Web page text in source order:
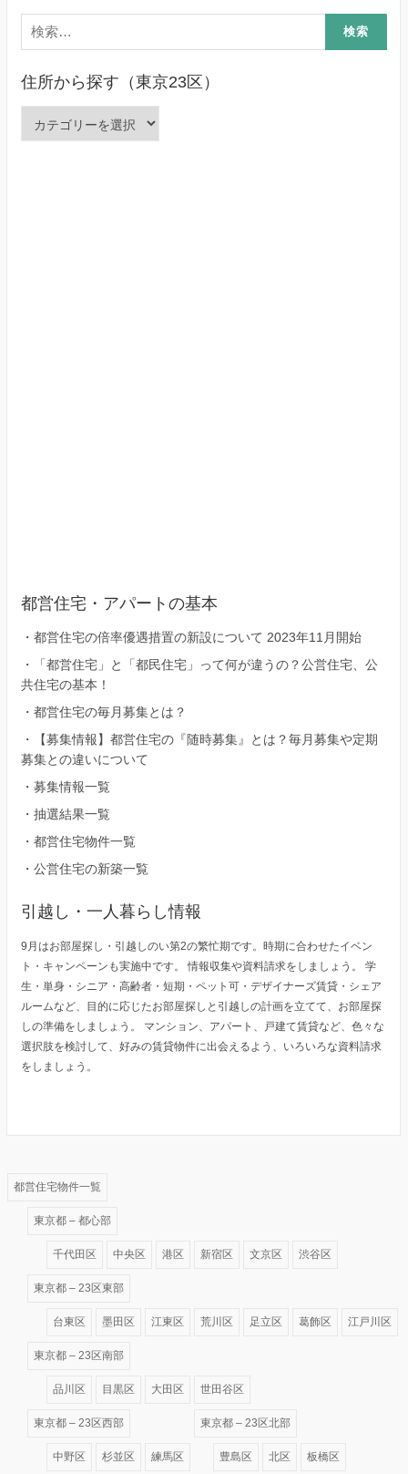
検
索:
住所から探す（東京23区）
都営住宅・アパートの基本
・ 都営住宅の倍率優遇措置の新設について 2023年11月開始
・
「都営住宅」と「都民住宅」って何が違うの？公営住宅、公
共住宅の基本！
・ 都営住宅の毎月募集とは？
・
【募集情報】都営住宅の『随時募集』とは？毎月募集や定期
募集との違いについて
・ 募集情報一覧
・ 抽選結果一覧
・ 都営住宅物件一覧
・ 公営住宅の新築一覧
引越し・一人暮らし情報
9月はお部屋探し・引越しのい第2の繁忙期です。時期に合わせたイベン
ト・キャンペーンも実施中です。 情報収集や資料請求をしましょう。 学
生・単身・シニア・高齢者・短期・ペット可・デザイナーズ賃貸・シェア
ルームなど、目的に応じたお部屋探しと引越しの計画を立てて、お部屋探
しの準備をしましょう。 マンション、アパート、戸建て賃貸など、色々な
選択肢を検討して、好みの賃貸物件に出会えるよう、いろいろな資料請求
をしましょう。
都営住宅物件一覧
東京都 – 都心部
千代田区 中央区 港区 新宿区 文京区 渋谷区
東京都 – 23区東部
台東区 墨田区 江東区 荒川区 足立区 葛飾区 江戸川区
東京都 – 23区南部
品川区 目黒区 大田区 世田谷区
東京都 – 23区西部
中野区 杉並区 練馬区
東京都 – 23区北部
豊島区 北区 板橋区